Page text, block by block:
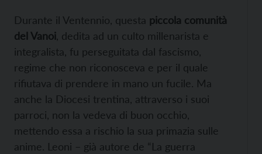
Durante il Ventennio, questa piccola comunità
del Vanoi , dedita ad un culto millenarista e
integralista, fu perseguitata dal fascismo,
regime che non riconosceva e per il quale
rifiutava di prendere in mano un fucile. Ma
anche la Diocesi trentina, attraverso i suoi
parroci, non la vedeva di buon occhio,
mettendo essa a rischio la sua primazia sulle
anime. Leoni – già autore de “La guerra